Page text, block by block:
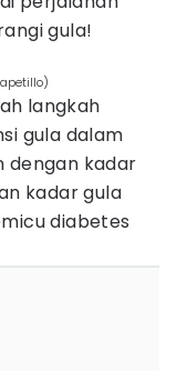
gula!
langkah
gula dalam
dengan kadar
kadar gula
diabetes